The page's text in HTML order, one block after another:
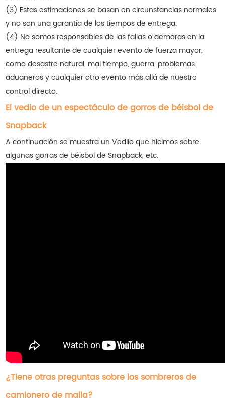
(3) Estas estimaciones se basan en circunstancias normales
y no son una garantía de los tiempos de entrega.
(4) No somos responsables de las fallas o demoras en la
entrega resultante de cualquier evento de fuerza mayor,
como desastre natural, mal tiempo, guerra, problemas
aduaneros y cualquier otro evento más allá de nuestro
control directo.
El vedio de un espectáculo de gorros de béisbol de
Snapback
A continuación se muestra un Vediio que hicimos sobre
algunas gorras de béisbol de Snapback, etc.
¿Tiene otras preguntas sobre los sombreros de
camionero de malla?